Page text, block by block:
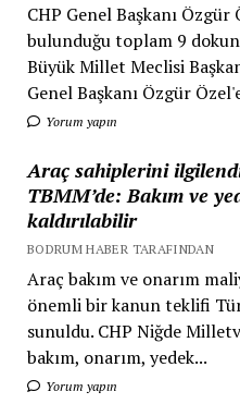
CHP Genel Başkanı
bulunduğu toplam 9
Büyük Millet Meclisi
Genel Başkanı Özgür
Yorum yapın
Araç sahiplerini
TBMM’de: Bakım ve
kaldırılabilir
BODRUM HABER TARAFINDAN
Araç bakım ve onarım
önemli bir kanun teklifi
sunuldu. CHP Niğde
bakım, onarım, yedek...
Yorum yapın